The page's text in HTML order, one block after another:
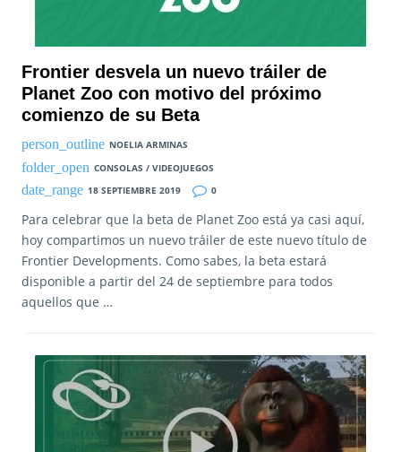
Frontier desvela un nuevo tráiler de
Planet Zoo con motivo del próximo
comienzo de su Beta
NOELIA ARMINAS
CONSOLAS / VIDEOJUEGOS
18 SEPTIEMBRE 2019
0
Para celebrar que la beta de Planet Zoo está ya casi aquí,
hoy compartimos un nuevo tráiler de este nuevo título de
Frontier Developments. Como sabes, la beta estará
disponible a partir del 24 de septiembre para todos
aquellos que …